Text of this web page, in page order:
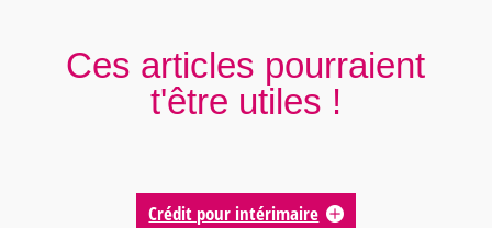
Ces articles pourraient
t'être utiles !
Crédit pour intérimaire